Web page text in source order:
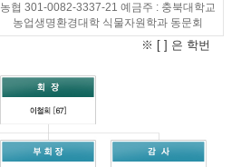
농협 301-0082-3337-21 예금주 : 충북대학교
농업생명환경대학 식물자원학과 동문회
※ [ ] 은 학번